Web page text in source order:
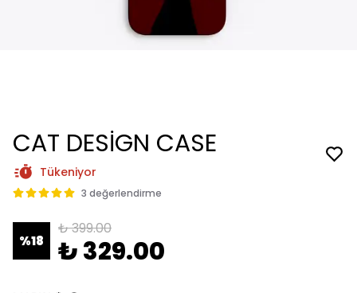
CAT DESİGN CASE
Tükeniyor
3 değerlendirme
%18
₺ 399.00
₺ 329.00